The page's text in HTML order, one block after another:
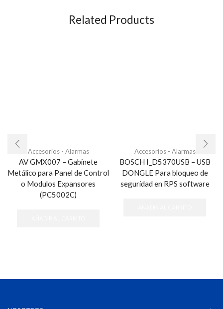
Related Products
Accesorios - Alarmas
AV GMX007 – Gabinete
Metálico para Panel de Control
o Modulos Expansores
(PC5002C)
Accesorios - Alarmas
BOSCH I_D5370USB – USB
DONGLE Para bloqueo de
seguridad en RPS software